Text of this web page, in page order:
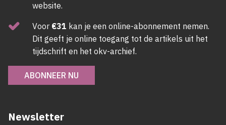
website.
Voor €31 kan je een online-abonnement nemen.
Dit geeft je online toegang tot de artikels uit het
tijdschrift en het okv-archief.
ABONNEER NU
Newsletter